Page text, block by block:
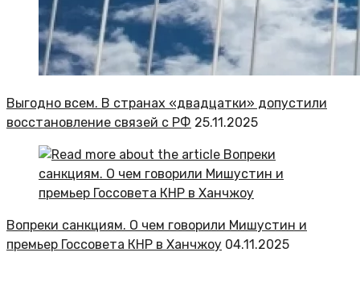
Выгодно всем. В странах «двадцатки» допустили
восстановление связей с РФ 25.11.2025
Вопреки санкциям. О чем говорили Мишустин и
премьер Госсовета КНР в Ханчжоу 04.11.2025